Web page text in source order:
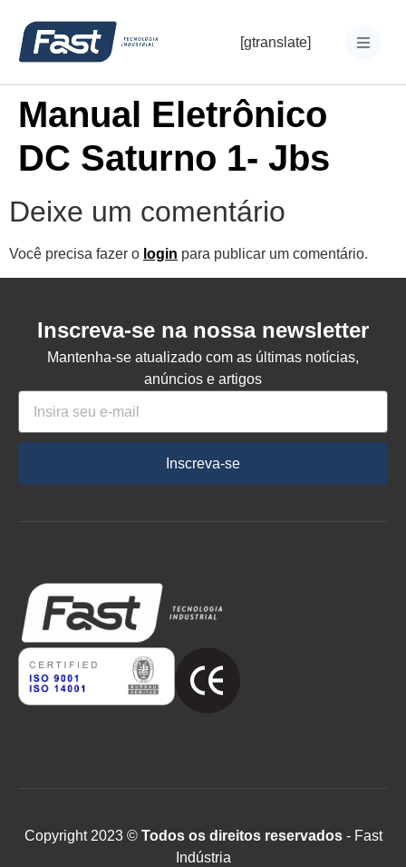
[gtranslate]
Manual Eletrônico
DC Saturno 1- Jbs
Deixe um comentário
Você precisa fazer o login para publicar um comentário.
Inscreva-se na nossa newsletter
Mantenha-se atualizado com as últimas notícias,
anúncios e artigos
Inscreva-se
Copyright 2023 ©Todos os direitos reservados- Fast
Indústria